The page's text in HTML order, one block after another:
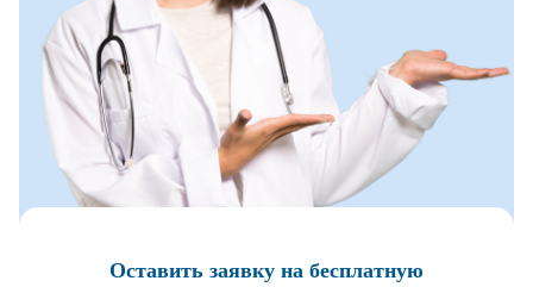
Оставить заявку на бесплатную